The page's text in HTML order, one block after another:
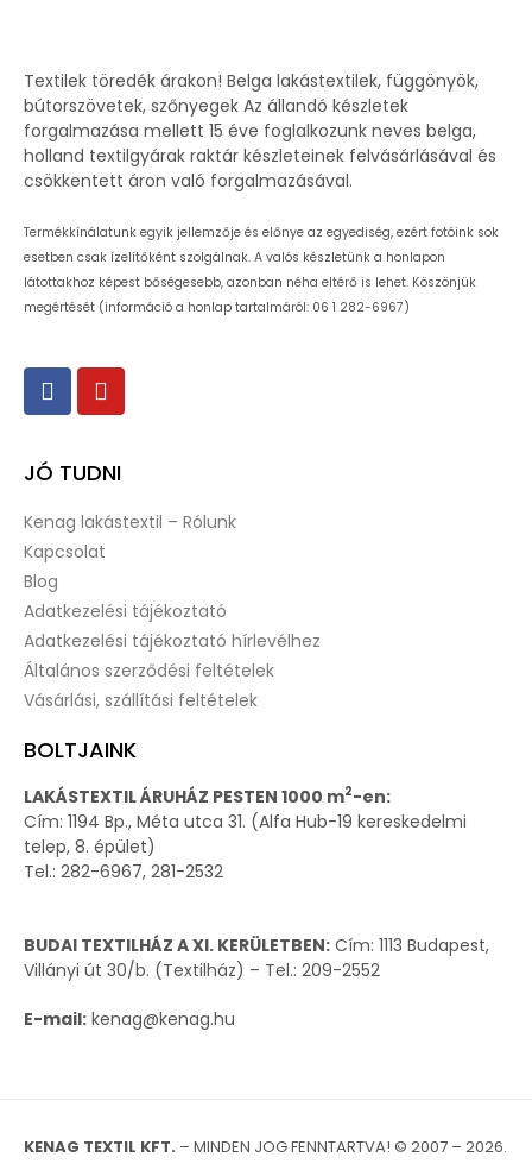
Textilek töredék árakon! Belga lakástextilek, függönyök,
bútorszövetek, szőnyegek Az állandó készletek
forgalmazása mellett 15 éve foglalkozunk neves belga,
holland textilgyárak raktár készleteinek felvásárlásával és
csökkentett áron való forgalmazásával.
Termékkínálatunk egyik jellemzője és előnye az egyediség, ezért fotóink sok
esetben csak ízelítőként szolgálnak. A valós készletünk a honlapon
látottakhoz képest bőségesebb, azonban néha eltérő is lehet. Köszönjük
megértését (információ a honlap tartalmáról: 06 1 282-6967)
JÓ TUDNI
Kenag lakástextil – Rólunk
Kapcsolat
Blog
Adatkezelési tájékoztató
Adatkezelési tájékoztató hírlevélhez
Általános szerződési feltételek
Vásárlási, szállítási feltételek
BOLTJAINK
LAKÁSTEXTIL ÁRUHÁZ PESTEN 1000 m2-en:
Cím: 1194 Bp., Méta utca 31. (Alfa Hub-19 kereskedelmi
telep, 8. épület)
Tel.: 282-6967, 281-2532
BUDAI TEXTILHÁZ A XI. KERÜLETBEN: Cím: 1113 Budapest,
Villányi út 30/b. (Textilház) – Tel.: 209-2552
E-mail: kenag@kenag.hu
KENAG TEXTIL KFT. – MINDEN JOG FENNTARTVA! © 2007 – 2026.